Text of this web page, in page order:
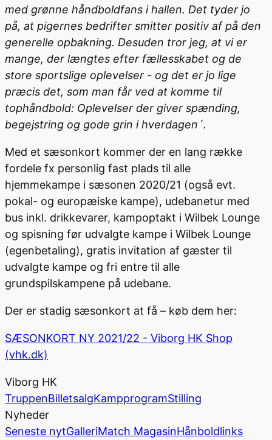
med grønne håndboldfans i hallen. Det tyder jo
på, at pigernes bedrifter smitter positiv af på den
generelle opbakning. Desuden tror jeg, at vi er
mange, der længtes efter fællesskabet og de
store sportslige oplevelser - og det er jo lige
præcis det, som man får ved at komme til
tophåndbold: Oplevelser der giver spænding,
begejstring og gode grin i hverdagen´.
Med et sæsonkort kommer der en lang række
fordele fx personlig fast plads til alle
hjemmekampe i sæsonen 2020/21 (også evt.
pokal- og europæiske kampe), udebanetur med
bus inkl. drikkevarer, kampoptakt i Wilbek Lounge
og spisning før udvalgte kampe i Wilbek Lounge
(egenbetaling), gratis invitation af gæster til
udvalgte kampe og fri entre til alle
grundspilskampene på udebane.
Der er stadig sæsonkort at få – køb dem her:
SÆSONKORT NY 2021/22 - Viborg HK Shop
(vhk.dk)
Viborg HK
TruppenBilletsalgKampprogramStilling
Nyheder
Seneste nytGalleriMatch MagasinHånboldlinks